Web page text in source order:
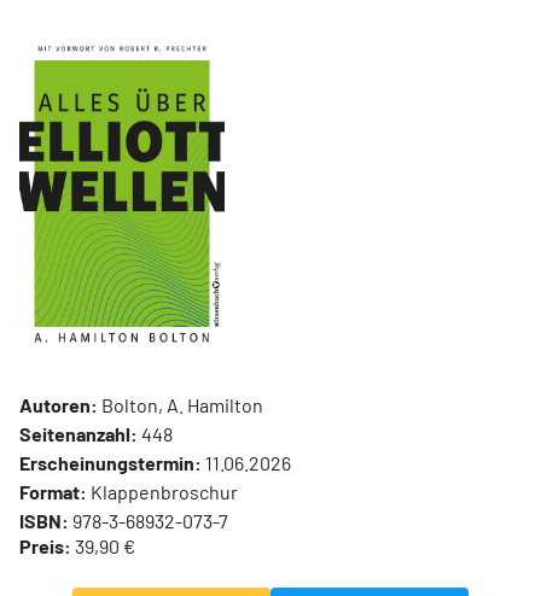
Autoren: Bolton, A. Hamilton
Seitenanzahl: 448
Erscheinungstermin: 11.06.2026
Format: Klappenbroschur
ISBN: 978-3-68932-073-7
Preis: 39,90 €